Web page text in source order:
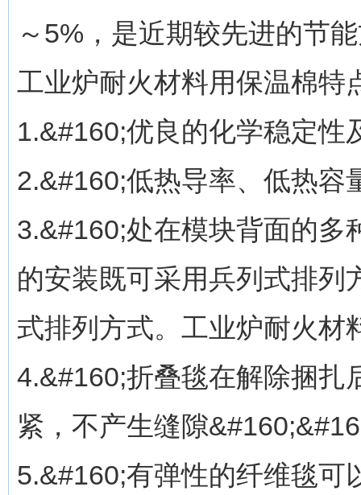
～5%，是近期较先进的节
工业炉耐火材料用保温棉特
1.&#160;优良的化学稳定性
2.&#160;低热导率、低热容
3.&#160;处在模块背面的多
的安装既可采用兵列式排列
式排列方式。工业炉耐火材
4.&#160;折叠毯在解除捆扎
紧，不产生缝隙
5.&#160;有弹性的纤维毯可